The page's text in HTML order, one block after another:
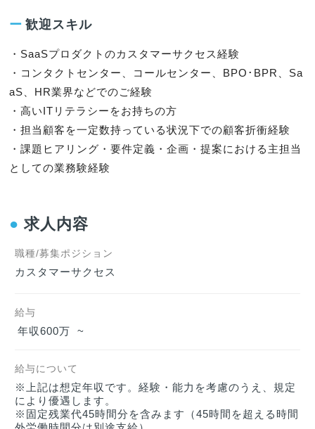
ー 歓迎スキル
・SaaSプロダクトのカスタマーサクセス経験
・コンタクトセンター、コールセンター、BPO･BPR、Sa
aS、HR業界などでのご経験
・高いITリテラシーをお持ちの方
・担当顧客を一定数持っている状況下での顧客折衝経験
・課題ヒアリング・要件定義・企画・提案における主担当
としての業務験経験
● 求人内容
職種/募集ポジション
カスタマーサクセス
給与
年収600万  ~
給与について
※上記は想定年収です。経験・能力を考慮のうえ、規定
により優遇します。
※固定残業代45時間分を含みます（45時間を超える時間